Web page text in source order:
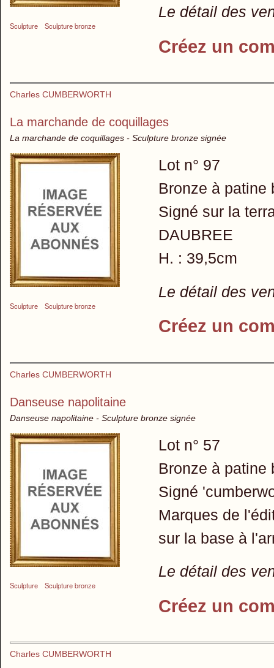
Sculpture Sculpture bronze
Le détail des
Créez un
Charles CUMBERWORTH
La marchande de coquillages
La marchande de coquillages - Sculpture bronze signée
Sculpture Sculpture bronze
Lot n° 97
Bronze à patine
Signé sur la
DAUBREE
H. : 39,5cm
Le détail des
Créez un
Charles CUMBERWORTH
Danseuse napolitaine
Danseuse napolitaine - Sculpture bronze signée
Sculpture Sculpture bronze
Lot n° 57
Bronze à patine
Signé
Marques de
sur la base à
Le détail des
Créez un
Charles CUMBERWORTH